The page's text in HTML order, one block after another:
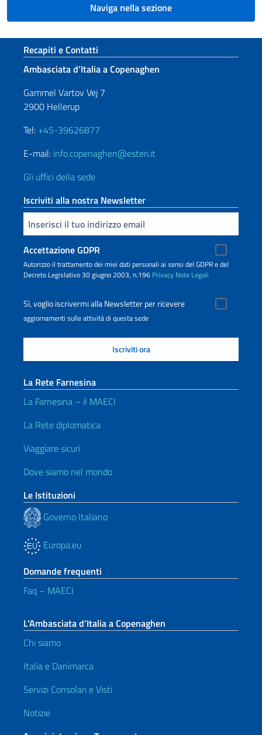
Naviga nella sezione
Sezione footer
Recapiti e Contatti
Ambasciata d’Italia a Copenaghen
Gammel Vartov Vej 7
2900 Hellerup
Tel: +45-39626877
E-mail: info.copenaghen@esteri.it
Gli uffici della sede
Iscriviti alla nostra Newsletter
Inserisci la tua email
Accettazione GDPR
Autorizzo il trattamento dei miei dati personali ai sensi del GDPR e del
Decreto Legislativo 30 giugno 2003, n.196 Privacy Note Legali
Sì, voglio iscrivermi alla Newsletter per ricevere
aggiornamenti sulle attività di questa sede
La Rete Farnesina
La Farnesina – il MAECI
La Rete diplomatica
Viaggiare sicuri
Dove siamo nel mondo
Le Istituzioni
Governo Italiano
Europa.eu
Domande frequenti
Faq – MAECI
L’Ambasciata d’Italia a Copenaghen
Chi siamo
Italia e Danimarca
Servizi Consolari e Visti
Notizie